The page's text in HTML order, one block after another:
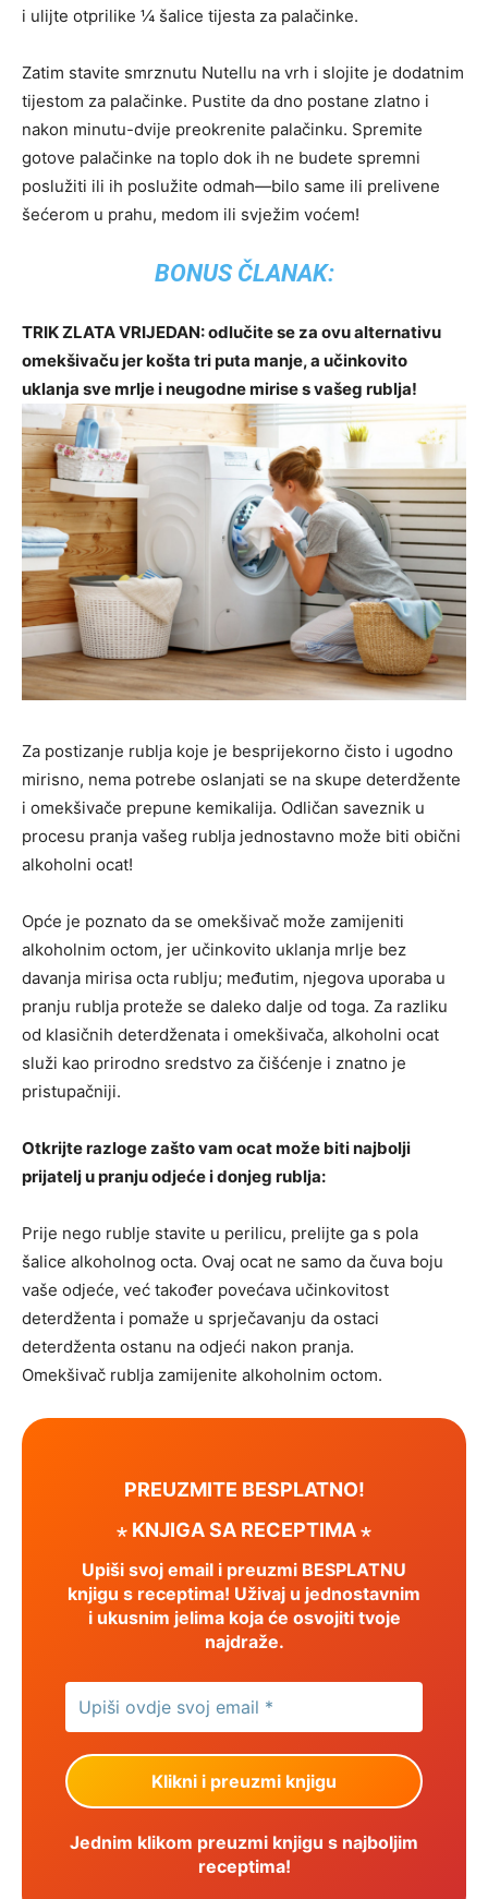
i ulijte otprilike ¼ šalice tijesta za palačinke.
Zatim stavite smrznutu Nutellu na vrh i slojite je dodatnim
tijestom za palačinke. Pustite da dno postane zlatno i
nakon minutu-dvije preokrenite palačinku. Spremite
gotove palačinke na toplo dok ih ne budete spremni
poslužiti ili ih poslužite odmah—bilo same ili prelivene
šećerom u prahu, medom ili svježim voćem!
BONUS ČLANAK:
TRIK ZLATA VRIJEDAN: odlučite se za ovu alternativu
omekšivaču jer košta tri puta manje, a učinkovito
uklanja sve mrlje i neugodne mirise s vašeg rublja!
Za postizanje rublja koje je besprijekorno čisto i ugodno
mirisno, nema potrebe oslanjati se na skupe deterdžente
i omekšivače prepune kemikalija. Odličan saveznik u
procesu pranja vašeg rublja jednostavno može biti obični
alkoholni ocat!
Opće je poznato da se omekšivač može zamijeniti
alkoholnim octom, jer učinkovito uklanja mrlje bez
davanja mirisa octa rublju; međutim, njegova uporaba u
pranju rublja proteže se daleko dalje od toga. Za razliku
od klasičnih deterdženata i omekšivača, alkoholni ocat
služi kao prirodno sredstvo za čišćenje i znatno je
pristupačniji.
Otkrijte razloge zašto vam ocat može biti najbolji
prijatelj u pranju odjeće i donjeg rublja:
Prije nego rublje stavite u perilicu, prelijte ga s pola
šalice alkoholnog octa. Ovaj ocat ne samo da čuva boju
vaše odjeće, već također povećava učinkovitost
deterdženta i pomaže u sprječavanju da ostaci
deterdženta ostanu na odjeći nakon pranja.
Omekšivač rublja zamijenite alkoholnim octom.
PREUZMITE BESPLATNO!
⋆ KNJIGA SA RECEPTIMA ⋆
Upiši svoj email i preuzmi BESPLATNU
knjigu s receptima! Uživaj u jednostavnim
i ukusnim jelima koja će osvojiti tvoje
najdraže.
Jednim klikom preuzmi knjigu s najboljim
receptima!